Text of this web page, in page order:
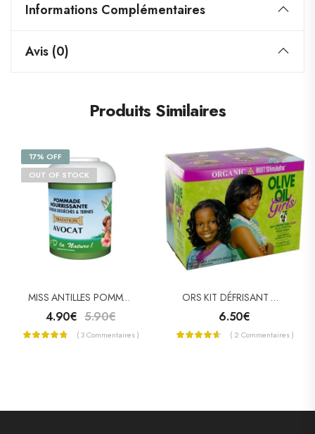
Informations Complémentaires
Avis (0)
Produits Similaires
17% OFF
OUT OF STOCK
MISS ANTILLES POMMADE CAPILLAIRE À L’AVOCAT 125ML
4.90€ 5.90€
( 3 Commentaires )
ORS KIT DÉFRISANT OLIVE OIL GIRLS
6.50€
( 2 Commentaires )